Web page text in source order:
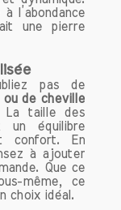
pour les
des
nouveau
allié pour
Elle aide à
ce
facilement
et
de la
l’abondance
une pierre
pas de
de cheville
La taille des
équilibre
confort. En
à ajouter
Que ce
même, ce
choix idéal.